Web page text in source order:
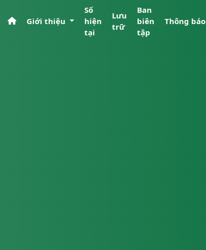
Giới thiệu
Số
hiện
tại
Lưu
trữ
Ban
biên
tập
Thông báo